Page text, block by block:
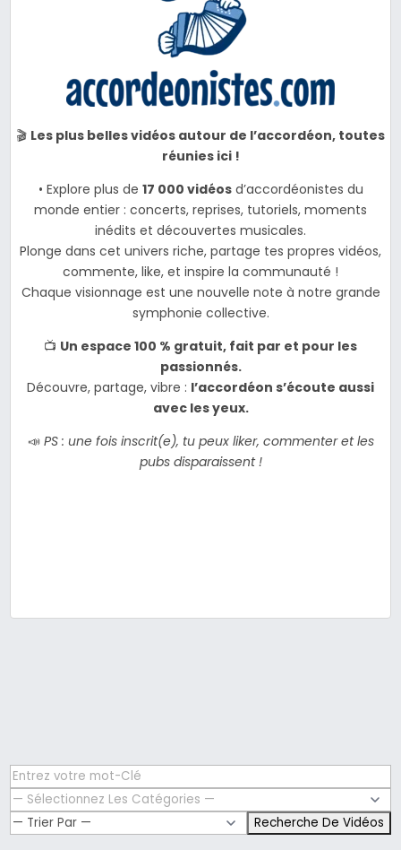
🎬 Les plus belles vidéos autour de l’accordéon, toutes
réunies ici !
• Explore plus de 17 000 vidéosd’accordéonistes du
monde entier : concerts, reprises, tutoriels, moments
inédits et découvertes musicales.
Plonge dans cet univers riche, partage tes propres vidéos,
commente, like, et inspire la communauté !
Chaque visionnage est une nouvelle note à notre grande
symphonie collective.
📺 Un espace 100 % gratuit, fait par et pour les
passionnés.
Découvre, partage, vibre : l’accordéon s’écoute aussi
avec les yeux.
📣 PS : une fois inscrit(e), tu peux liker, commenter et les
pubs disparaissent !